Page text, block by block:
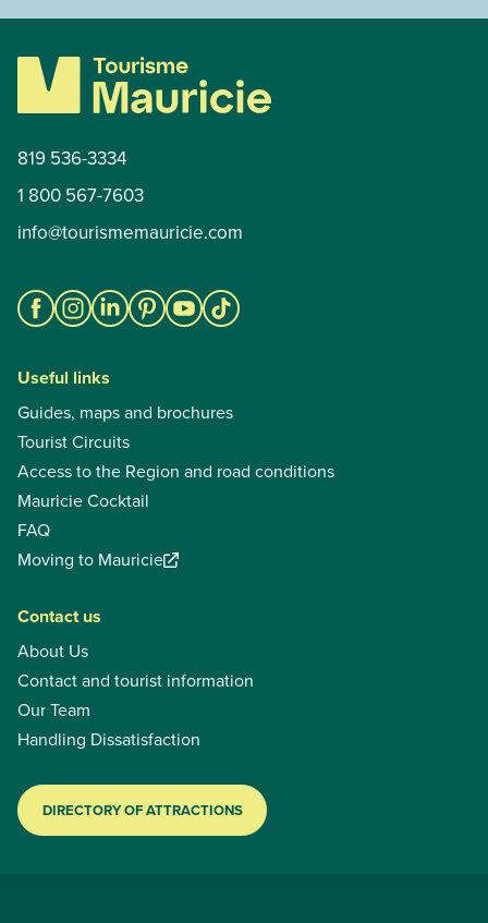
819 536-3334
1 800 567-7603
info@tourismemauricie.com
Useful links
Guides, maps and brochures
Tourist Circuits
Access to the Region and road conditions
Mauricie Cocktail
FAQ
Moving to Mauricie
Contact us
About Us
Contact and tourist information
Our Team
Handling Dissatisfaction
DIRECTORY OF ATTRACTIONS